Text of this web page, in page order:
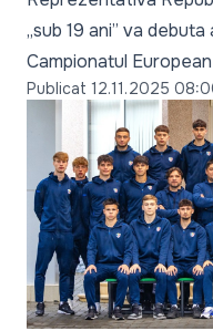
„sub 19 ani” va
Campionatul European
Publicat 12.11.2025